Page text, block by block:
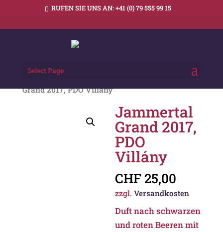
RUFEN SIE UNS AN:+41 (0) 79 555 99 15
Select Page
Startseite/ Jammertal/
Grand 2017, PDO Villány
Jammertal
Grand 2017,
PDO
Villány
CHF25,00
zzgl.Versandkosten
Duft nach schwarzen
und roten Beeren mit